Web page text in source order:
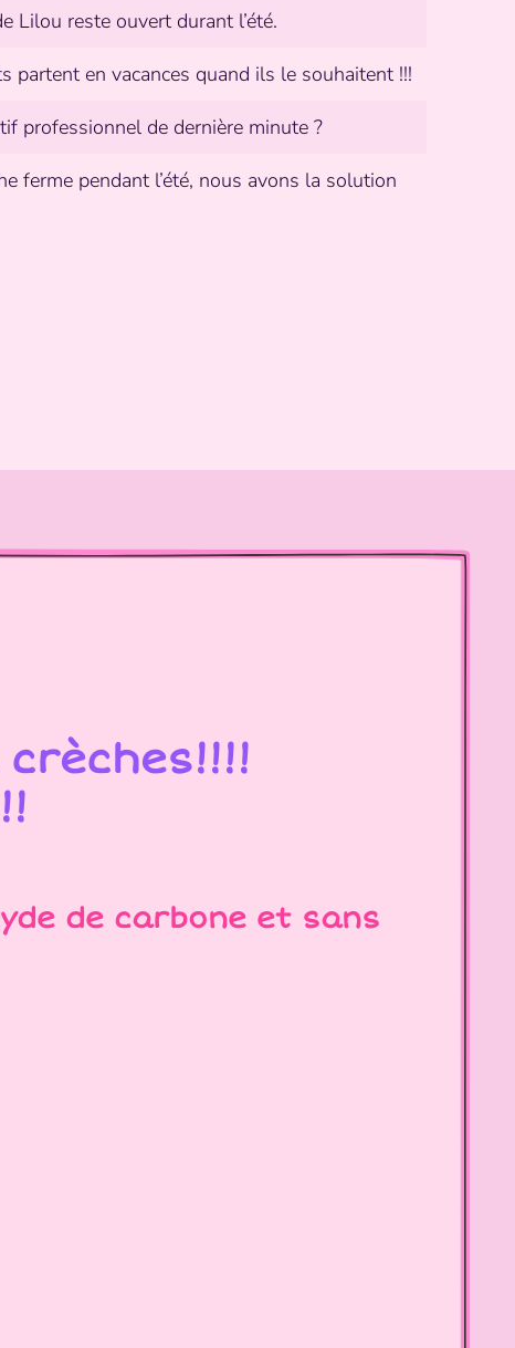
Lilou reste ouvert durant l’été.
partent en vacances quand ils le souhaitent !!!
professionnel de dernière minute ?
ferme pendant l’été, nous avons la solution
de carbone et sans